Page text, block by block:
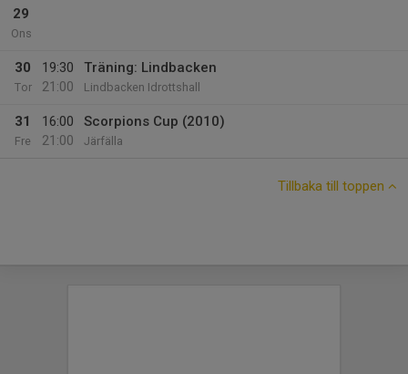
29
Ons
30
Tor
19:30
21:00
Träning: Lindbacken
Lindbacken Idrottshall
31
Fre
16:00
21:00
Scorpions Cup (2010)
Järfälla
Tillbaka till toppen